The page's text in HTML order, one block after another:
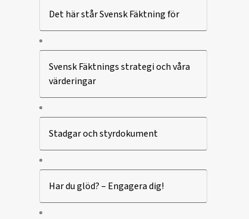
Det här står Svensk Fäktning för
Svensk Fäktnings strategi och våra
värderingar
Stadgar och styrdokument
Har du glöd? – Engagera dig!